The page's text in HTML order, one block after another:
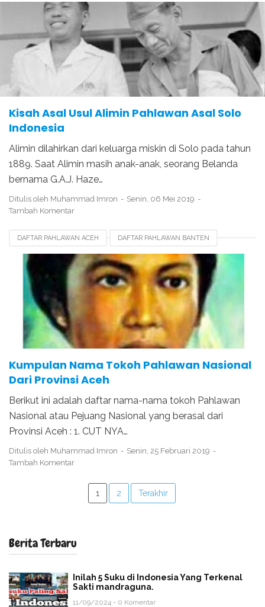
Kisah Asal Usul Alimin Pahlawan Asal Solo
Indonesia
Alimin dilahirkan dari keluarga miskin di Solo pada tahun
1889. Saat Alimin masih anak-anak, seorang Belanda
bernama G.A.J. Haze…
Ditulis oleh Muhammad Imron
Senin, 06 Mei 2019
Tambah Komentar
DAFTAR PAHLAWAN ACEH DAFTAR PAHLAWAN BANTEN
DAFTAR PAHLAWAN JATENG PAHLAWAN INDONESIA
PAHLAWAN NASIONAL ASAL ACEH PEJUANG DARI ACEH
Kumpulan Nama Tokoh Pahlawan Nasional
Dari Provinsi Aceh
Berikut ini adalah daftar nama-nama tokoh Pahlawan
Nasional atau Pejuang Nasional yang berasal dari
Provinsi Aceh : 1. CUT NYA…
Ditulis oleh Muhammad Imron
Senin, 25 Februari 2019
Tambah Komentar
1 2 Terakhir
Berita Terbaru
Inilah 5 Suku di Indonesia Yang Terkenal
Sakti mandraguna.
11/09/2024 - 0 Komentar